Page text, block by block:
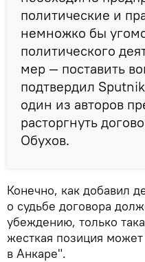
политические и
немножко бы
политического
мер — поставить
подтвердил
один из авторов
расторгнуть
Обухов.
Конечно, как добавил
о судьбе договора
убеждению, только
жесткая позиция
в Анкаре".